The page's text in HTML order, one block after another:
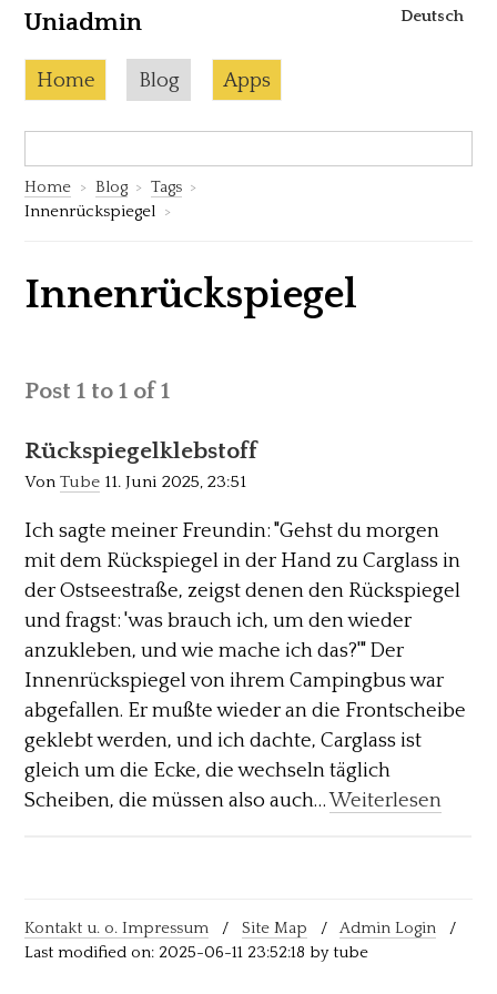
Uniadmin Deutsch
Skip to content
Home Current page:
Blog Apps
Home Blog
Tags
Innenrückspiegel
Innenrückspiegel
Post 1 to 1 of 1
Rückspiegelklebstoff
VonTube 11. Juni 2025, 23:51
Ich sagte meiner Freundin: "Gehst du morgen
mit dem Rückspiegel in der Hand zu Carglass in
der Ostseestraße, zeigst denen den Rückspiegel
und fragst: 'was brauch ich, um den wieder
anzukleben, und wie mache ich das?'" Der
Innenrückspiegel von ihrem Campingbus war
abgefallen. Er mußte wieder an die Frontscheibe
geklebt werden, und ich dachte, Carglass ist
gleich um die Ecke, die wechseln täglich
Scheiben, die müssen also auch…Weiterlesen
Kontakt u. o. Impressum /Site Map /Admin Login /
Last modified on: 2025-06-11 23:52:18 by tube